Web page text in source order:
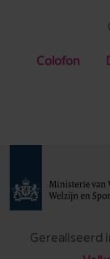
Colofon
Gerealiseerd